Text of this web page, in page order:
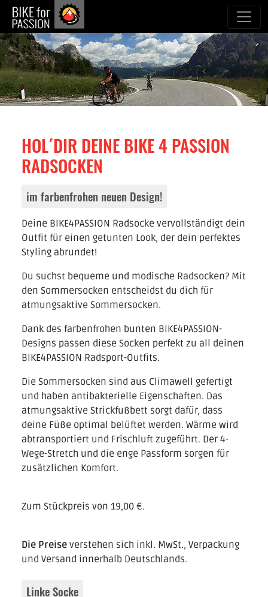
zum Inhalt
HOL´DIR DEINE BIKE 4 PASSION
RADSOCKEN
im farbenfrohen neuen Design!
Deine BIKE4PASSION Radsocke vervollständigt dein
Outfit für einen getunten Look, der dein perfektes
Styling abrundet!
Du suchst bequeme und modische Radsocken? Mit
den Sommersocken entscheidst du dich für
atmungsaktive Sommersocken.
Dank des farbenfrohen bunten BIKE4PASSION-
Designs passen diese Socken perfekt zu all deinen
BIKE4PASSION Radsport-Outfits.
Die Sommersocken sind aus Climawell gefertigt
und haben antibakterielle Eigenschaften. Das
atmungsaktive Strickfußbett sorgt dafür, dass
deine Füße optimal belüftet werden. Wärme wird
abtransportiert und Frischluft zugeführt. Der 4-
Wege-Stretch und die enge Passform sorgen für
zusätzlichen Komfort.
Zum Stückpreis von 19,00 €.
Die Preise verstehen sich inkl. MwSt., Verpackung
und Versand innerhalb Deutschlands.
Linke Socke